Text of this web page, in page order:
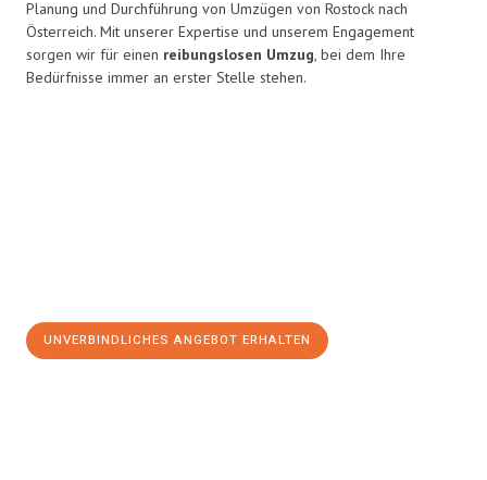
Planung und Durchführung von Umzügen von Rostock nach
Österreich. Mit unserer Expertise und unserem Engagement
sorgen wir für einen reibungslosen Umzug, bei dem Ihre
Bedürfnisse immer an erster Stelle stehen.
UNVERBINDLICHES ANGEBOT ERHALTEN